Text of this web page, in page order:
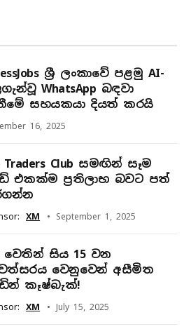
ශ්‍රී ලංකාවේ පළමු AI-
WhatsApp බඳවා
සහයකයා දියත් කරයි
16, 2025
Traders Club සමඟින් සෑම
එකක්ම ප්‍රතිලාභ බවට පත්
XM September 1, 2025
වෙතින් සිය 15 වන
වෙනුවෙන් අසීමිත
කෑෂ්බැක්!
XM July 15, 2025